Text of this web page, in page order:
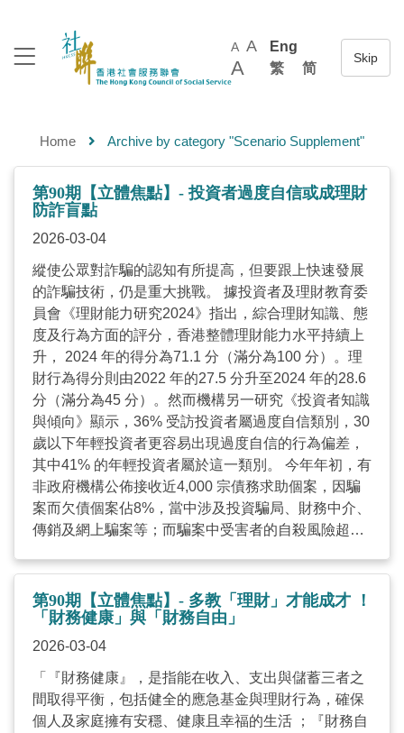
A A
A
Eng
繁
简
Home Archive by category "Scenario Supplement"
第90期【立體焦點】- 投資者過度自信或成理財
防詐盲點
2026-03-04
縱使公眾對詐騙的認知有所提高，但要跟上快速發展
的詐騙技術，仍是重大挑戰。 據投資者及理財教育委
員會《理財能力研究2024》指出，綜合理財知識、態
度及行為方面的評分，香港整體理財能力水平持續上
升， 2024 年的得分為71.1 分（滿分為100 分）。理
財行為得分則由2022 年的27.5 分升至2024 年的28.6
分（滿分為45 分）。然而機構另一研究《投資者知識
與傾向》顯示，36% 受訪投資者屬過度自信類別，30
歲以下年輕投資者更容易出現過度自信的行為偏差，
其中41% 的年輕投資者屬於這一類別。 今年年初，有
非政府機構公佈接收近4,000 宗債務求助個案，因騙
案而欠債個案佔8%，當中涉及投資騙局、財務中介、
傳銷及網上騙案等；而騙案中受害者的自殺風險超過
要進行危機介入。 多元族裔與長者鮮能掌握理財投資
決策 理財障礙須拆解 「我們觀察到一些多元族裔人
士，不知道如何處理基本理財服務，由銀行理財至薪
俸稅稅務、強積金亦不能掌握。」循道愛華村服務中
大多以中文或英文介紹，正正成為多元族裔人士的障
礙。此外，多元族裔人士的文化背景、家庭觀念，以
及對投資或管理金錢的看法， 也很大程度上影響她們
第90期【立體焦點】- 多教「理財」才能成才 ！
「財務健康」與「財務自由」
2026-03-04
「『財務健康』，是指能在收入、支出與儲蓄三者之
間取得平衡，包括健全的應急基金與理財行為，確保
個人及家庭擁有安穩、健康且幸福的生活 ；『財務自